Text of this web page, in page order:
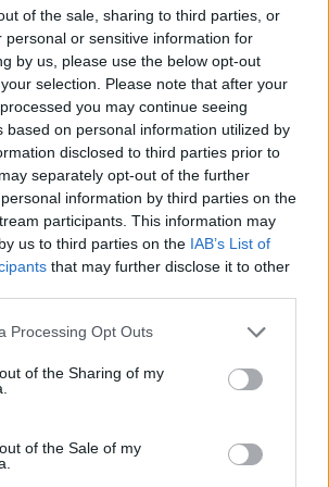
of the sale, sharing to third parties, or
personal or sensitive information for
by us, please use the below opt-out
selection. Please note that after your
you may continue seeing
based on personal information utilized by
disclosed to third parties prior to
separately opt-out of the further
information by third parties on the
participants. This information may
us to third parties on the IAB’s List of
that may further disclose it to other
Processing Opt Outs
of the Sharing of my
of the Sale of my
propone a los
la Línea 25 adentrarse
de la Bauhaus a
Arquiguaguas
propone a sus viajeros de la Línea
Universitario) adentrarse en el
de la Bauhaus, la escuela alemana
diseño, artesanía y arte, precursora del
30 aniversario de la fundación de la
como en ediciones anteriores,
de la ciudad y su patrimonio...
avanza las obras